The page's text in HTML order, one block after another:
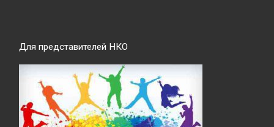
Для представителей НКО